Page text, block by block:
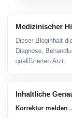
Medizinischer
Dieser Bloginhalt
Diagnose,
qualifizierten Arzt.
Inhaltliche
Korrektur melden